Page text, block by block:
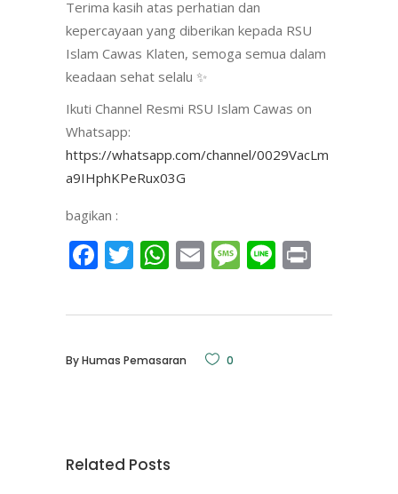
Terima kasih atas perhatian dan
kepercayaan yang diberikan kepada RSU
Islam Cawas Klaten, semoga semua dalam
keadaan sehat selalu ✨
Ikuti Channel Resmi RSU Islam Cawas on
Whatsapp:
https://whatsapp.com/channel/0029VacLm
a9IHphKPeRux03G
bagikan :
Facebook
Twitter
WhatsApp
EmailMessage
Line
ByHumas Pemasaran 0
Related Posts